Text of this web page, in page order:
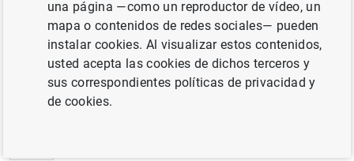
Siguiente
Resultados de la encuesta d...
una página —como un reproductor de vídeo, un
mapa o contenidos de redes sociales— pueden
instalar cookies. Al visualizar estos contenidos,
usted acepta las cookies de dichos terceros y
sus correspondientes políticas de privacidad y
de cookies.